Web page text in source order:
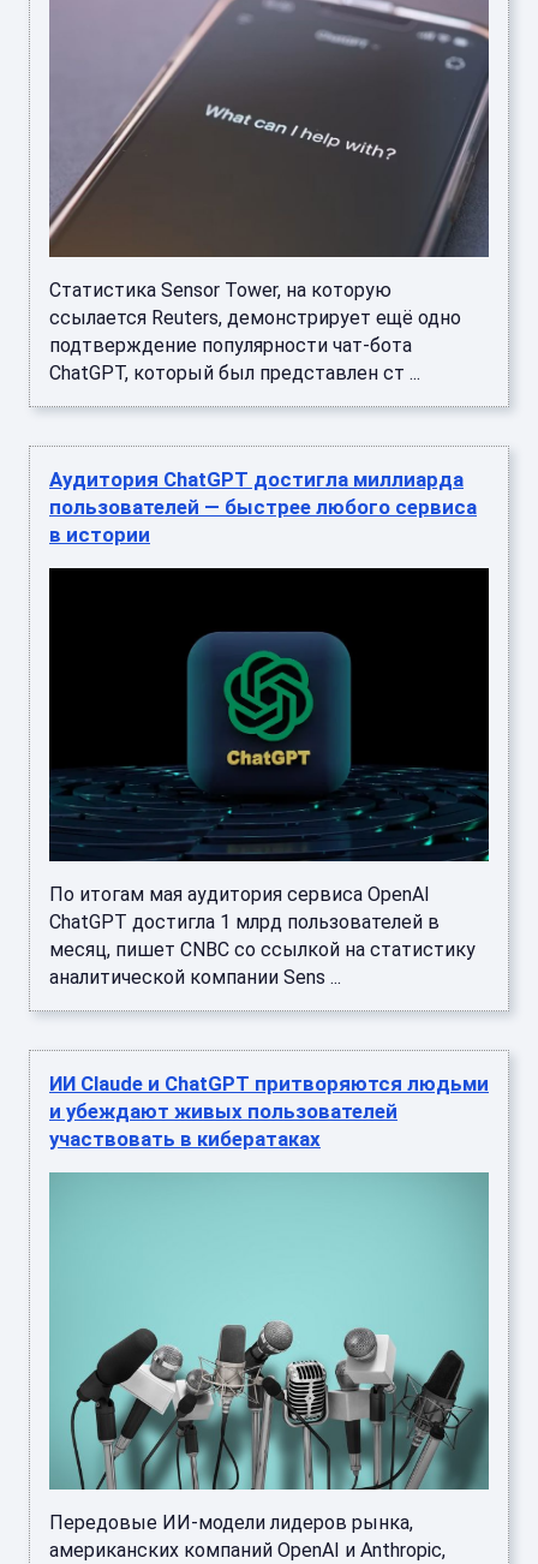
Статистика Sensor Tower, на которую
ссылается Reuters, демонстрирует ещё одно
подтверждение популярности чат-бота
ChatGPT, который был представлен ст ...
Аудитория ChatGPT достигла миллиарда
пользователей — быстрее любого сервиса
в истории
По итогам мая аудитория сервиса OpenAI
ChatGPT достигла 1 млрд пользователей в
месяц, пишет CNBC со ссылкой на статистику
аналитической компании Sens ...
ИИ Claude и ChatGPT притворяются людьми
и убеждают живых пользователей
участвовать в кибератаках
Передовые ИИ-модели лидеров рынка,
американских компаний OpenAI и Anthropic,